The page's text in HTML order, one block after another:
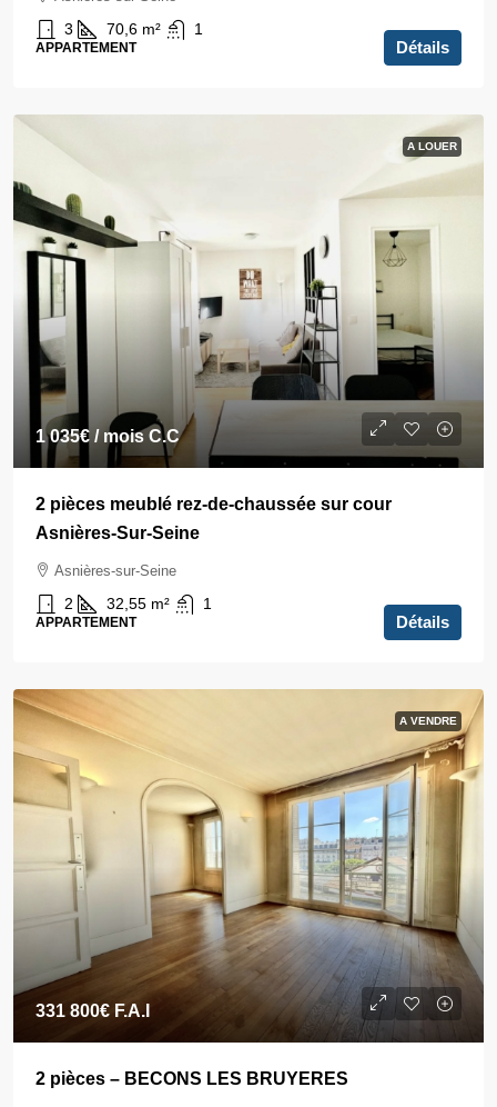
3 70,6 m² 1
APPARTEMENT Détails
A LOUER
1 035€ / mois C.C
2 pièces meublé rez-de-chaussée sur cour
Asnières-Sur-Seine
Asnières-sur-Seine
2 32,55 m² 1
APPARTEMENT Détails
A VENDRE
331 800€ F.A.I
2 pièces – BECONS LES BRUYERES